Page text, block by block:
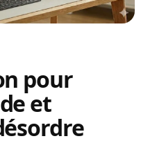
pour
et